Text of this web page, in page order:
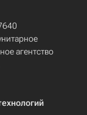
агентство